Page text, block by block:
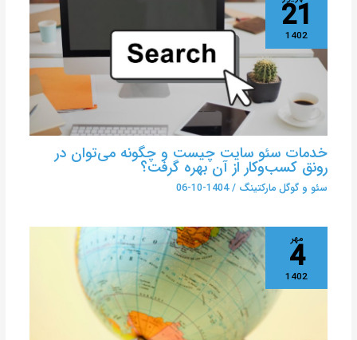
21
1402
خدمات سئو سایت چیست و چگونه می‌توان در
رونق کسب‌وکار از آن بهره گرفت؟
سئو و گوگل مارکتینگ /
1404-10-06
مهر
4
1402